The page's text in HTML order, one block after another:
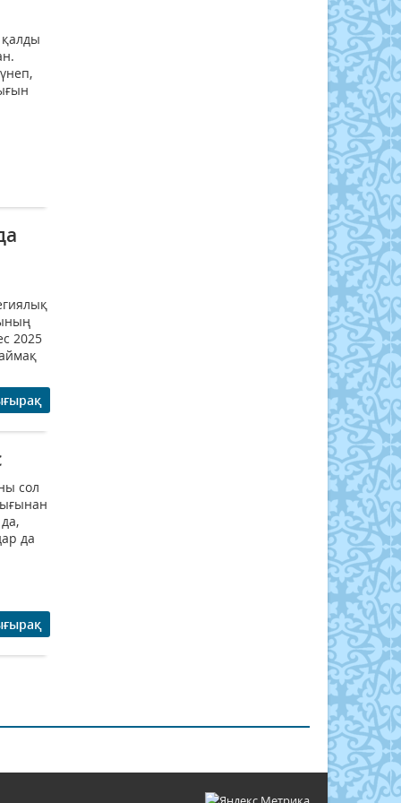
қалды
2025
сол
да